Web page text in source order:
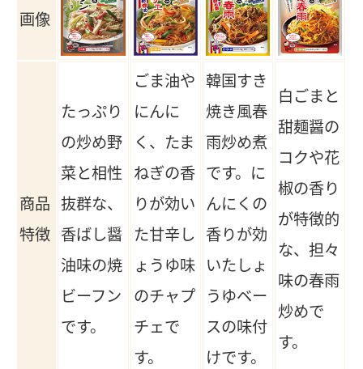
画像
商品
特徴
たっぷり
の炒め野
菜と相性
抜群な、
香ばし醤
油味の焼
ビーフン
です。
ごま油や
にんに
く、たま
ねぎの香
りが効い
た甘辛し
ょうゆ味
のチャプ
チェで
す。
韓国すき
焼き風春
雨炒め煮
です。に
んにくの
香りが効
いたしょ
うゆベー
スの味付
けです。
白ごまと
甜麺醤の
コクや花
椒の香り
が特徴的
な、担々
味の春雨
炒めで
す。